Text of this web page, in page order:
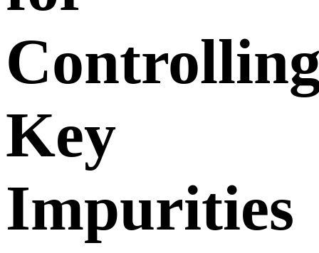
Key
Impurities